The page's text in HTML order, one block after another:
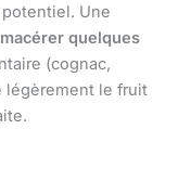
Une
quelques
(cognac,
légèrement le fruit